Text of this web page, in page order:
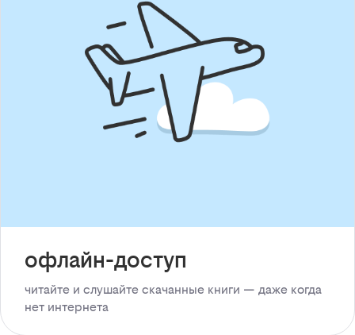
офлайн-доступ
читайте и слушайте скачанные книги — даже когда
нет интернета